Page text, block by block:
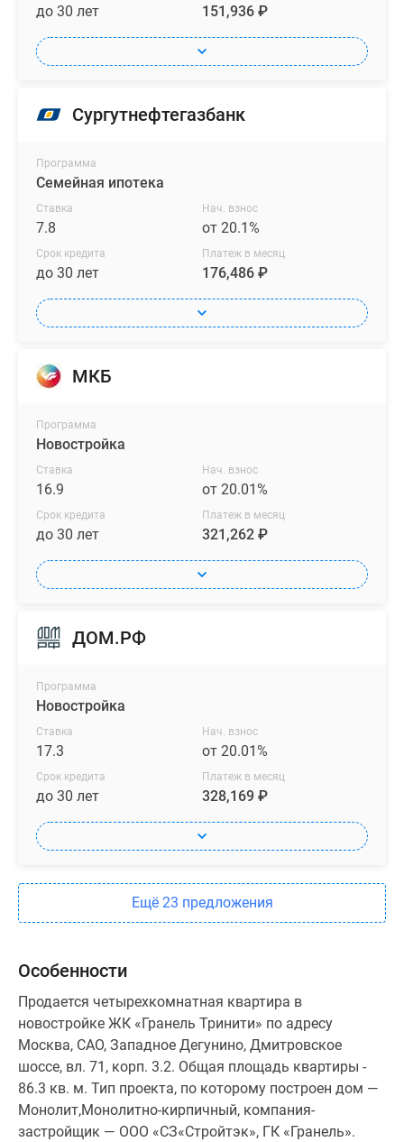
до 30 лет 151,936 ₽
Сургутнефтегазбанк
Программа
Семейная ипотека
Ставка
7.8
Нач. взнос
от 20.1%
Срок кредита
до 30 лет
Платеж в месяц
176,486 ₽
МКБ
Программа
Новостройка
Ставка
16.9
Нач. взнос
от 20.01%
Срок кредита
до 30 лет
Платеж в месяц
321,262 ₽
ДОМ.РФ
Программа
Новостройка
Ставка
17.3
Нач. взнос
от 20.01%
Срок кредита
до 30 лет
Платеж в месяц
328,169 ₽
Ещё 23 предложения
Особенности
Продается четырехкомнатная квартира в
новостройке ЖК «Гранель Тринити» по адресу
Москва, САО, Западное Дегунино, Дмитровское
шоссе, вл. 71, корп. 3.2. Общая площадь квартиры -
86.3 кв. м. Тип проекта, по которому построен дом —
Монолит,Монолитно-кирпичный, компания-
застройщик — ООО «СЗ«Стройтэк», ГК «Гранель».